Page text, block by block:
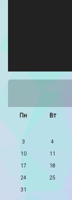
Пн Вт
3 4
10 11
17 18
24 25
31